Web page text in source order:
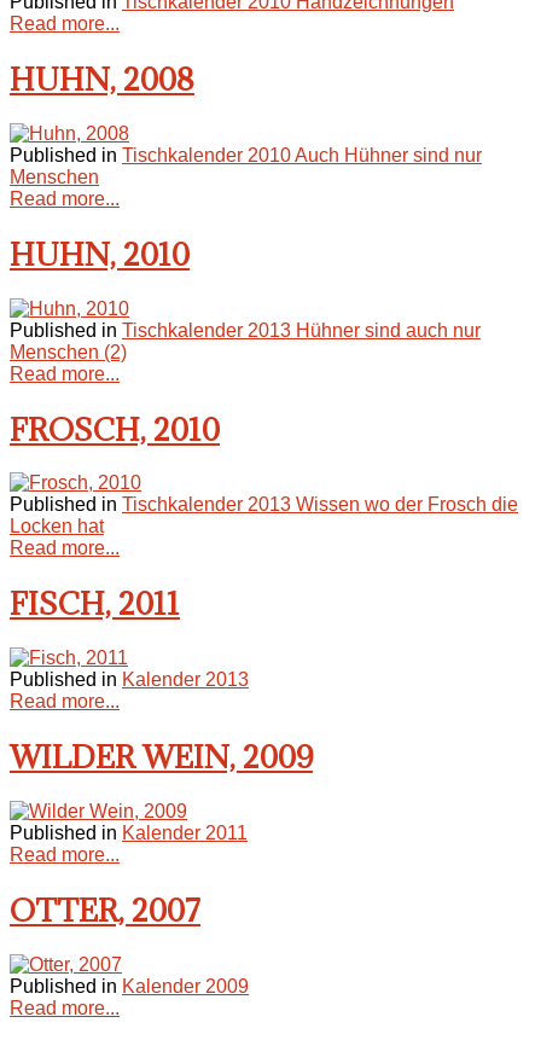
Read more...
HUHN, 2008
Published in Tischkalender 2010 Auch Hühner sind nur
Menschen
Read more...
HUHN, 2010
Published in Tischkalender 2013 Hühner sind auch nur
Menschen (2)
Read more...
FROSCH, 2010
Published in Tischkalender 2013 Wissen wo der Frosch die
Locken hat
Read more...
FISCH, 2011
Published in Kalender 2013
Read more...
WILDER WEIN, 2009
Published in Kalender 2011
Read more...
OTTER, 2007
Published in Kalender 2009
Read more...